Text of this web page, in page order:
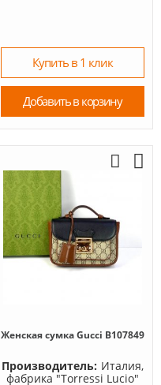
Купить в 1 клик
Добавить в корзину
Женская сумка Gucci B107849
Производитель: Италия,
фабрика "Torressi Lucio"